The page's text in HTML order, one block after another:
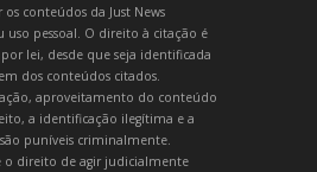
conteúdos da Just News
uso pessoal. O direito à citação é
lei, desde que seja identificada
dos conteúdos citados.
aproveitamento do conteúdo
a identificação ilegítima e a
puníveis criminalmente.
o direito de agir judicialmente